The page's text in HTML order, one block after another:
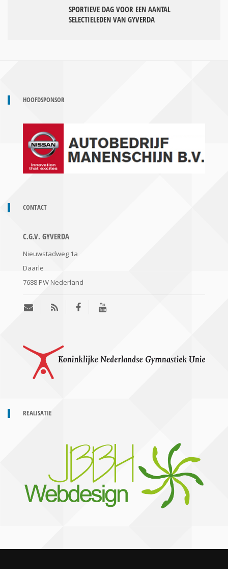
SPORTIEVE DAG VOOR EEN AANTAL
SELECTIELEDEN VAN GYVERDA
HOOFDSPONSOR
CONTACT
C.G.V. GYVERDA
Nieuwstadweg 1a
Daarle
7688 PWNederland
REALISATIE